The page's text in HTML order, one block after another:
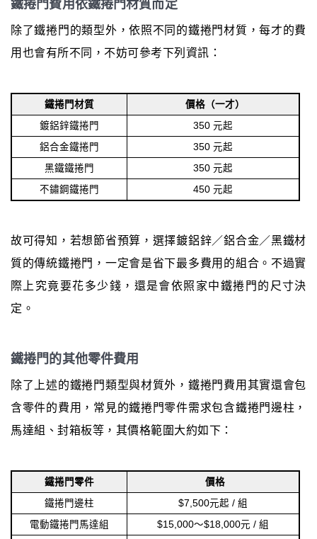
鐵捲門費用依鐵捲門材質而定
除了鐵捲門的類型外，依照不同的鐵捲門材質，每才的費
用也會有所不同，不妨可參考下列資訊：
鐵捲門材質
價格（一才）
鍍鋁鋅鐵捲門
350 元起
鋁合金鐵捲門
350 元起
黑鐵鐵捲門
350 元起
不鏽鋼鐵捲門
450 元起
故可得知，若想節省預算，選擇鍍鋁鋅／鋁合金／黑鐵材
質的傳統鐵捲門，一定會是省下最多費用的組合。不過實
際上究竟要花多少錢，還是會依照家中鐵捲門的尺寸決
定。
鐵捲門的其他零件費用
除了上述的鐵捲門類型與材質外，鐵捲門費用其實還會包
含零件的費用，常見的鐵捲門零件需求包含鐵捲門邊柱，
馬達組、封箱板等，其價格範圍大約如下：
鐵捲門零件
價格
鐵捲門邊柱
$7,500元起 / 組
電動鐵捲門馬達組
$15,000～$18,000元 / 組